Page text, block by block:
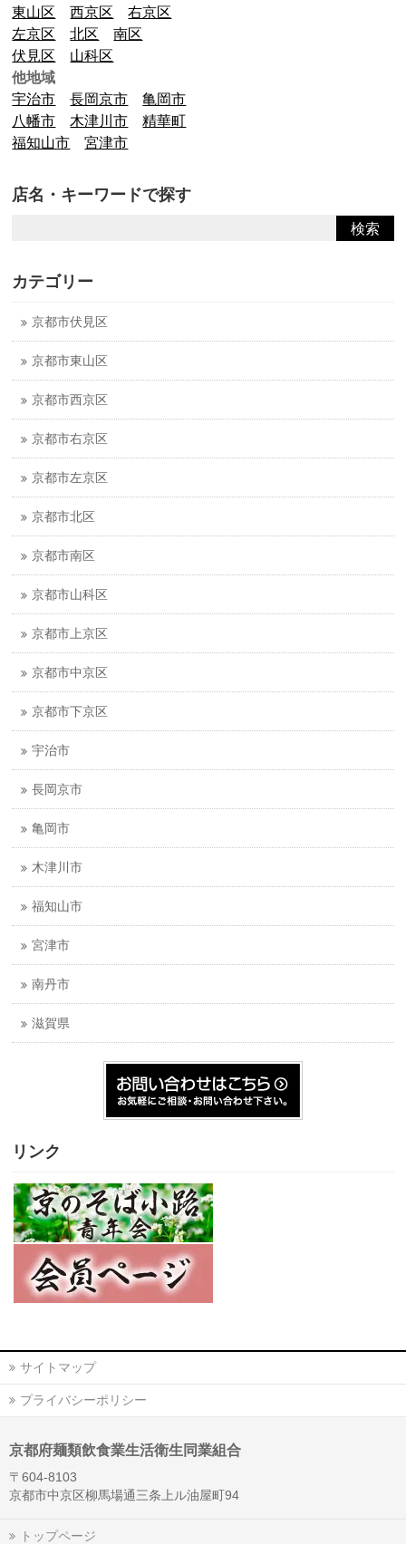
東山区
西京区
右京区
左京区
北区
南区
伏見区
山科区
他地域
宇治市
長岡京市
亀岡市
八幡市
木津川市
精華町
福知山市
宮津市
店名・キーワードで探す
カテゴリー
京都市伏見区
京都市東山区
京都市西京区
京都市右京区
京都市左京区
京都市北区
京都市南区
京都市山科区
京都市上京区
京都市中京区
京都市下京区
宇治市
長岡京市
亀岡市
木津川市
福知山市
宮津市
南丹市
滋賀県
リンク
サイトマップ
プライバシーポリシー
京都府麺類飲食業生活衛生同業組合
〒604-8103
京都市中京区柳馬場通三条上ル油屋町94
トップページ